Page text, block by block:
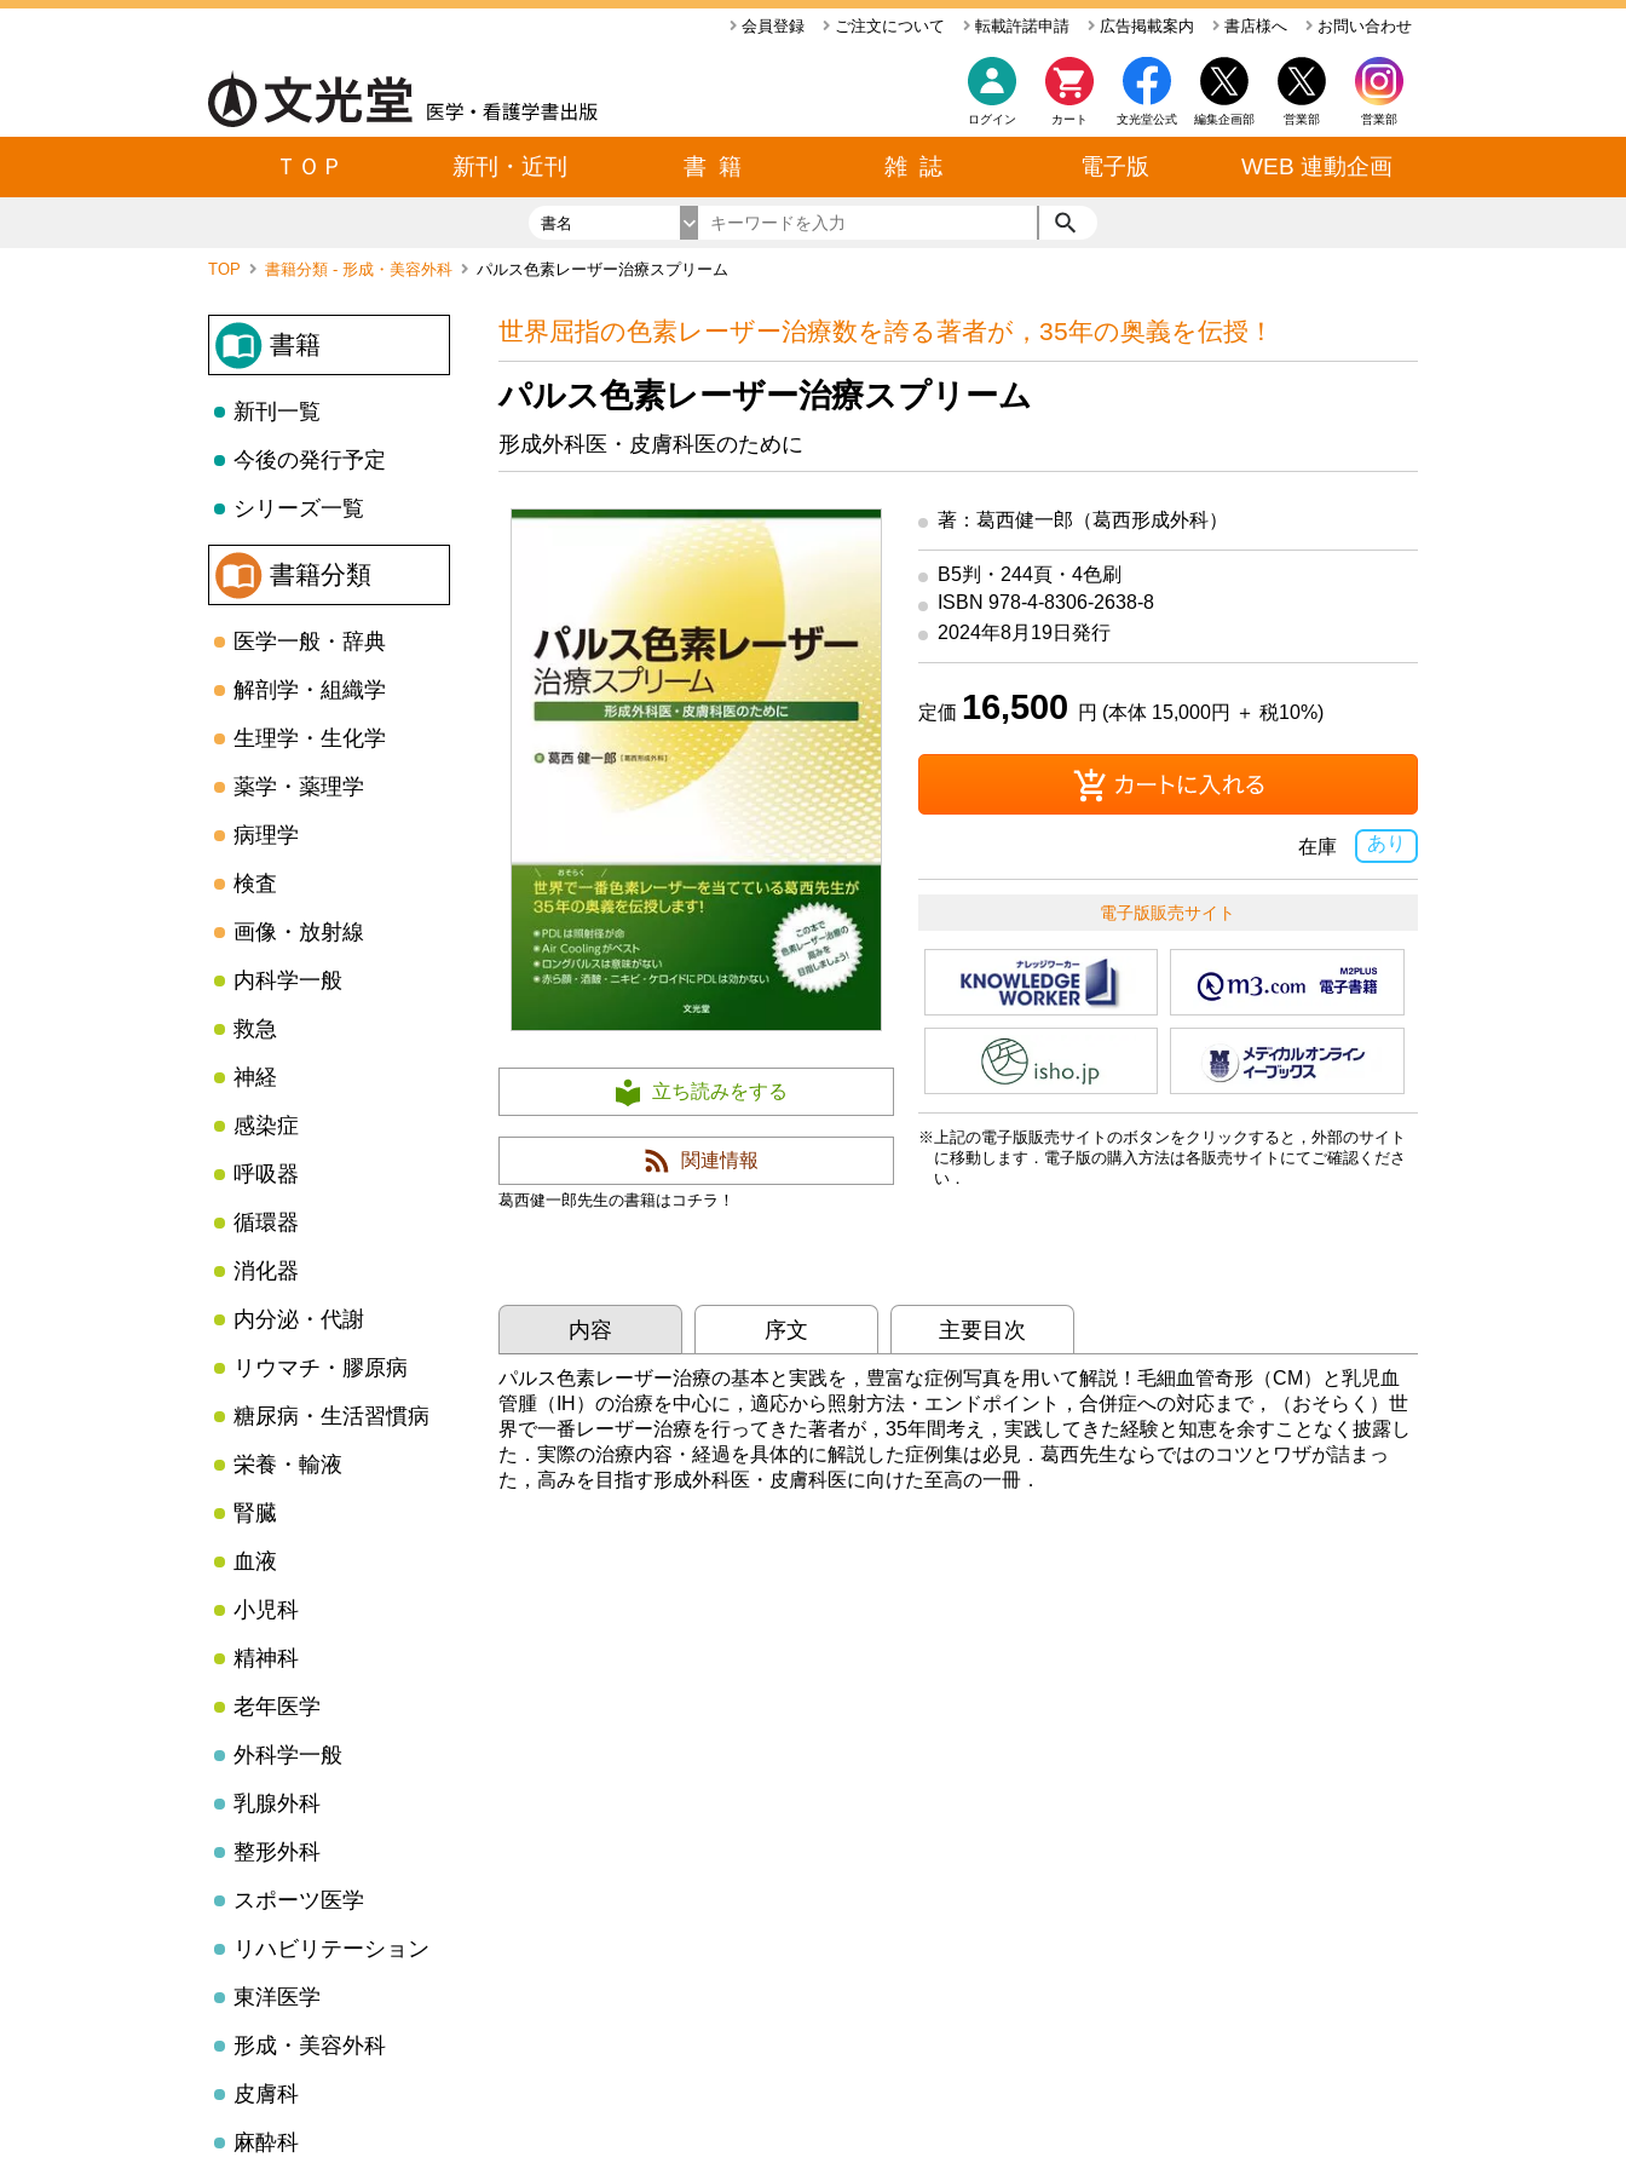
お問い合わせ
書店様へ
広告掲載案内
転載許諾申請
ご注文について
会員登録
営業部
営業部
編集企画部
文光堂公式
カート
ログイン
ＴＯＰ 新刊・近刊 書 籍 雑 誌 電子版 WEB 連動企画
書名
TOP 書籍分類 - 形成・美容外科 パルス色素レーザー治療スプリーム
書籍
新刊一覧
今後の発行予定
シリーズ一覧
書籍分類
医学一般・辞典
解剖学・組織学
生理学・生化学
薬学・薬理学
病理学
検査
画像・放射線
内科学一般
救急
神経
感染症
呼吸器
循環器
消化器
内分泌・代謝
リウマチ・膠原病
糖尿病・生活習慣病
栄養・輸液
腎臓
血液
小児科
精神科
老年医学
外科学一般
乳腺外科
整形外科
スポーツ医学
リハビリテーション
東洋医学
形成・美容外科
皮膚科
麻酔科
世界屈指の色素レーザー治療数を誇る著者が，35年の奥義を伝授！
パルス色素レーザー治療スプリーム
形成外科医・皮膚科医のために
立ち読みをする
関連情報
葛西健一郎先生の書籍はコチラ！
著：葛西健一郎（葛西形成外科）
B5判・244頁・4色刷
ISBN 978-4-8306-2638-8
2024年8月19日発行
定価 16,500 円 (本体 15,000円 ＋ 税10%)
あり
在庫
電子版販売サイト
上記の電子版販売サイトのボタンをクリックすると，外部のサイト
に移動します．電子版の購入方法は各販売サイトにてご確認くださ
い．
内容 序文 主要目次
パルス色素レーザー治療の基本と実践を，豊富な症例写真を用いて解説！毛細血管奇形（CM）と乳児血
管腫（IH）の治療を中心に，適応から照射方法・エンドポイント，合併症への対応まで，（おそらく）世
界で一番レーザー治療を行ってきた著者が，35年間考え，実践してきた経験と知恵を余すことなく披露し
た．実際の治療内容・経過を具体的に解説した症例集は必見．葛西先生ならではのコツとワザが詰まっ
た，高みを目指す形成外科医・皮膚科医に向けた至高の一冊．